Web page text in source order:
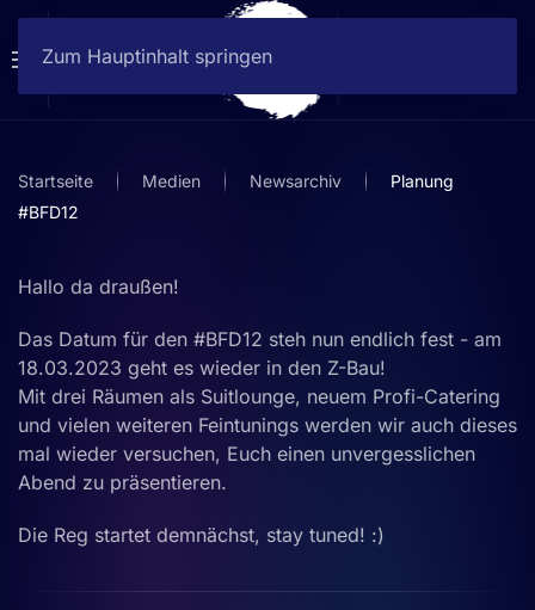
Zum Hauptinhalt springen
Startseite Medien Newsarchiv
Planung
#BFD12
Hallo da draußen!
Das Datum für den #BFD12 steh nun endlich fest - am
18.03.2023 geht es wieder in den Z-Bau!
Mit drei Räumen als Suitlounge, neuem Profi-Catering
und vielen weiteren Feintunings werden wir auch dieses
mal wieder versuchen, Euch einen unvergesslichen
Abend zu präsentieren.
Die Reg startet demnächst, stay tuned! :)